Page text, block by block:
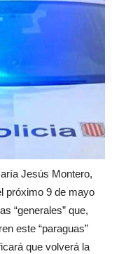
Jesús Montero,
próximo 9 de mayo
“generales” que,
este “paraguas”
que volverá la